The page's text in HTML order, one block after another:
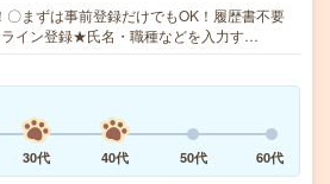
まずは事前登録だけでもOK！履歴書不要
イン登録★氏名・職種などを入力す…
30代 40代 50代 60代